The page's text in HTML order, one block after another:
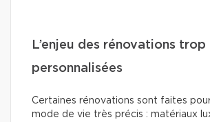
L’enjeu des rénovations trop
personnalisées
Certaines rénovations sont faites
mode de vie très précis : matériaux